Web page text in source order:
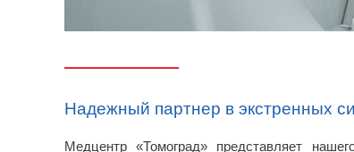
Надежный партнер в экстренных
Медцентр «Томоград» представляет